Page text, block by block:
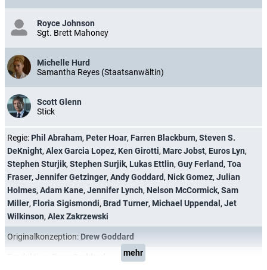
Royce Johnson
Sgt. Brett Mahoney
Michelle Hurd
Samantha Reyes (Staatsanwältin)
Scott Glenn
Stick
Regie: Phil Abraham, Peter Hoar, Farren Blackburn, Steven S.
DeKnight, Alex Garcia Lopez, Ken Girotti, Marc Jobst, Euros Lyn,
Stephen Sturjik, Stephen Surjik, Lukas Ettlin, Guy Ferland, Toa
Fraser, Jennifer Getzinger, Andy Goddard, Nick Gomez, Julian
Holmes, Adam Kane, Jennifer Lynch, Nelson McCormick, Sam
Miller, Floria Sigismondi, Brad Turner, Michael Uppendal , Jet
Wilkinson, Alex Zakrzewski
Originalkonzeption: Drew Goddard
mehr